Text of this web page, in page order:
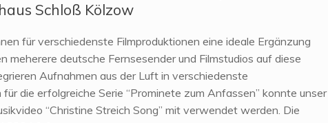
Schloß Kölzow
für verschiedenste Filmproduktionen eine ideale Ergänzung
meherere deutsche Fernsesender und Filmstudios auf diese
Aufnahmen aus der Luft in verschiedenste
für die erfolgreiche Serie “Prominete zum Anfassen” konnte unser
“Christine Streich Song” mit verwendet werden. Die